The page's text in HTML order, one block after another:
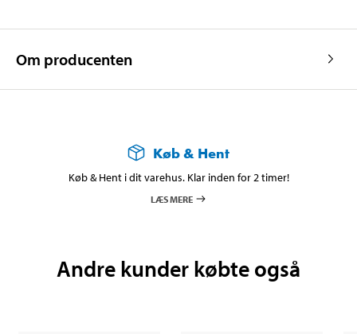
Om producenten
Køb & Hent
Køb & Hent i dit varehus. Klar inden for 2 timer!
LÆS MERE
Andre kunder købte også